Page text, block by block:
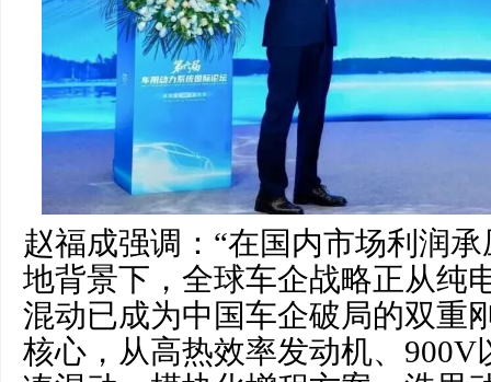
赵福成强调：“在国内市场利润
地背景下，全球车企战略正从纯
混动已成为中国车企破局的双重
核心，从高热效率发动机、900V